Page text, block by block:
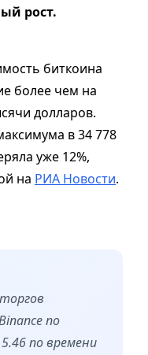
рост.
биткоина
более чем на
долларов.
в 34 778
уже 12%,
на РИА Новости.
по
по времени